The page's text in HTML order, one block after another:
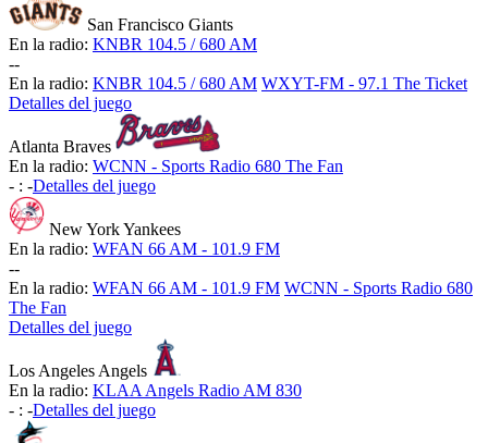
San Francisco Giants
En la radio: KNBR 104.5 / 680 AM
--
En la radio: KNBR 104.5 / 680 AM WXYT-FM - 97.1 The Ticket
Detalles del juego
Atlanta Braves
En la radio: WCNN - Sports Radio 680 The Fan
- : -Detalles del juego
New York Yankees
En la radio: WFAN 66 AM - 101.9 FM
--
En la radio: WFAN 66 AM - 101.9 FM WCNN - Sports Radio 680
The Fan
Detalles del juego
Los Angeles Angels
En la radio: KLAA Angels Radio AM 830
- : -Detalles del juego